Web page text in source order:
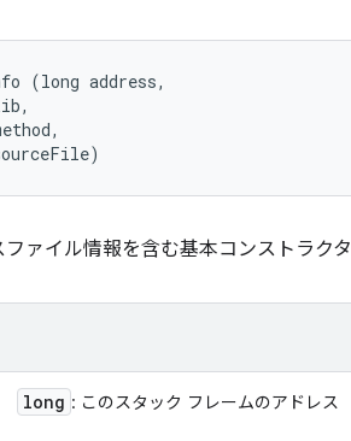
(long address,
ァイル情報を含む基本コンストラクタ
long : このスタック フレームのアドレス